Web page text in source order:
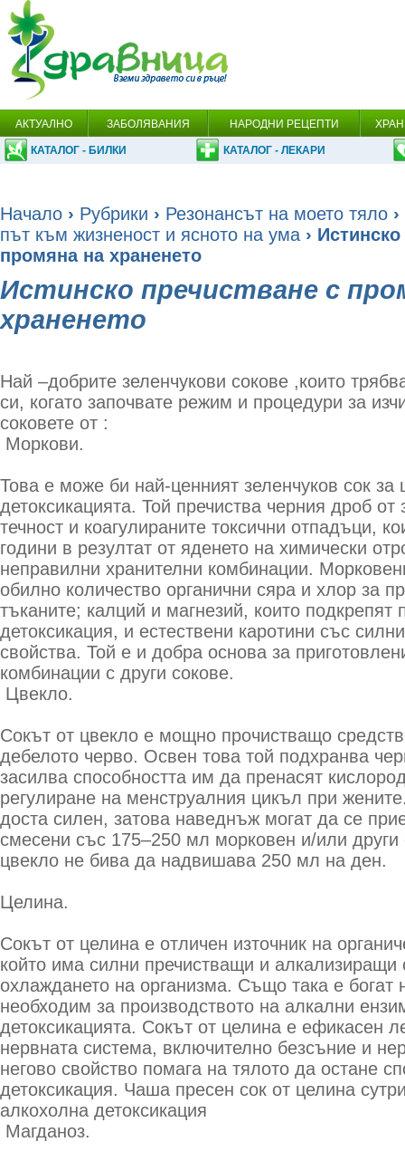
АКТУАЛНО ЗАБОЛЯВАНИЯ НАРОДНИ РЕЦЕПТИ
КАТАЛОГ - БИЛКИ КАТАЛОГ - ЛЕКАРИ
Начало › Рубрики › Резонансът на моето тяло ›
път към жизненост и ясното на ума ›
промяна на храненето
Истинско пречистване с
храненето
Най –добрите зеленчукови сокове ,които
си, когато започвате режим и процедури за
соковете от :
Моркови.
Това е може би най-ценният зеленчуков сок за
детоксикацията. Той пречиства черния дроб
течност и коагулираните токсични отпадъци,
години в резултат от яденето на химически
неправилни хранителни комбинации.
обилно количество органични сяра и хлор за
тъканите; калций и магнезий, които подкрепят
детоксикация, и естествени каротини със
свойства. Той е и добра основа за
комбинации с други сокове.
Цвекло.
Сокът от цвекло е мощно прочистващо
дебелото черво. Освен това той подхранва
засилва способността им да пренасят
регулиране на менструалния цикъл при
доста силен, затова наведнъж могат да се
смесени със 175–250 мл морковен и/или други
цвекло не бива да надвишава 250 мл на ден.
Целина.
Сокът от целина е отличен източник на
който има силни пречистващи и алкализиращи
охлаждането на организма. Също така е богат
необходим за производството на алкални
детоксикацията. Сокът от целина е ефикасен
нервната система, включително безсъние и
негово свойство помага на тялото да остане
детоксикация. Чаша пресен сок от целина
алкохолна детоксикация
Магданоз.